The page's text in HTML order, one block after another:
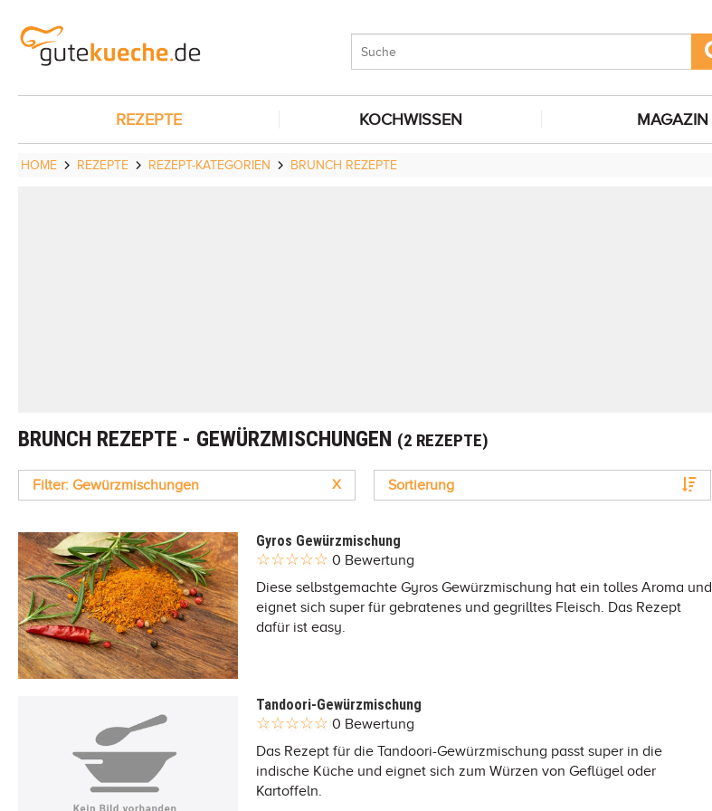
REZEPTE KOCHWISSEN MAGAZIN
HOME REZEPTE REZEPT-KATEGORIEN BRUNCH REZEPTE
BRUNCH REZEPTE - GEWÜRZMISCHUNGEN (2 REZEPTE)
Filter: Gewürzmischungen X Sortierung
Gyros Gewürzmischung
0 Bewertung
Diese selbstgemachte Gyros Gewürzmischung hat ein tolles Aroma und
eignet sich super für gebratenes und gegrilltes Fleisch. Das Rezept
dafür ist easy.
Tandoori-Gewürzmischung
0 Bewertung
Das Rezept für die Tandoori-Gewürzmischung passt super in die
indische Küche und eignet sich zum Würzen von Geflügel oder
Kartoffeln.